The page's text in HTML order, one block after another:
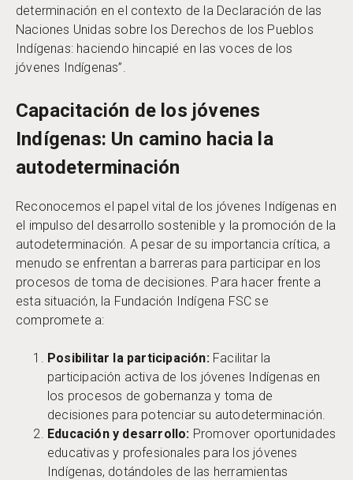
determinación en el contexto de la Declaración de las
Naciones Unidas sobre los Derechos de los Pueblos
Indígenas: haciendo hincapié en las voces de los
jóvenes Indígenas”.
Capacitación de los jóvenes
Indígenas: Un camino hacia la
autodeterminación
Reconocemos el papel vital de los jóvenes Indígenas en
el impulso del desarrollo sostenible y la promoción de la
autodeterminación. A pesar de su importancia crítica, a
menudo se enfrentan a barreras para participar en los
procesos de toma de decisiones. Para hacer frente a
esta situación, la Fundación Indígena FSC se
compromete a:
Posibilitar la participación:Facilitar la
participación activa de los jóvenes Indígenas en
los procesos de gobernanza y toma de
decisiones para potenciar su autodeterminación.
Educación y desarrollo: Promover oportunidades
educativas y profesionales para los jóvenes
Indígenas, dotándoles de las herramientas